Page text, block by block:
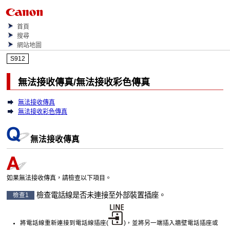
首頁
搜尋
網站地圖
S912
無法接收傳真/無法接收彩色傳真
無法接收傳真
無法接收彩色傳真
無法接收傳真
如果無法接收傳真，請檢查以下項目。
檢查1 檢查電話線是否未連接至外部裝置插座 。
將電話線重新連接到電話線插座(
)，並將另一端插入牆壁電話插座或